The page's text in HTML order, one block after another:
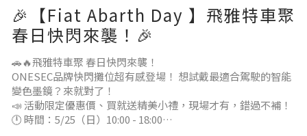
🎉【Fiat Abarth Day 】飛雅特車聚
春日快閃來襲！🎉
🚗🔥飛雅特車聚 春日快閃來襲！
ONESEC品牌快閃攤位超有感登場！ 想試戴最適合駕駛的智能
變色墨鏡？來就對了！
📣 活動限定優惠價、買就送精美小禮，現場才有，錯過不補！
🕛 時間：5/25（日）10:00 - 18:00